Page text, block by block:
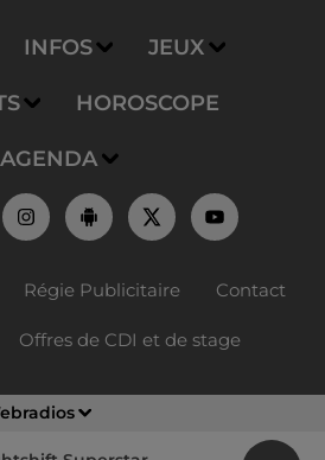
INFOS JEUX
HOROSCOPE
AGENDA
Régie Publicitaire Contact
Offres de CDI et de stage